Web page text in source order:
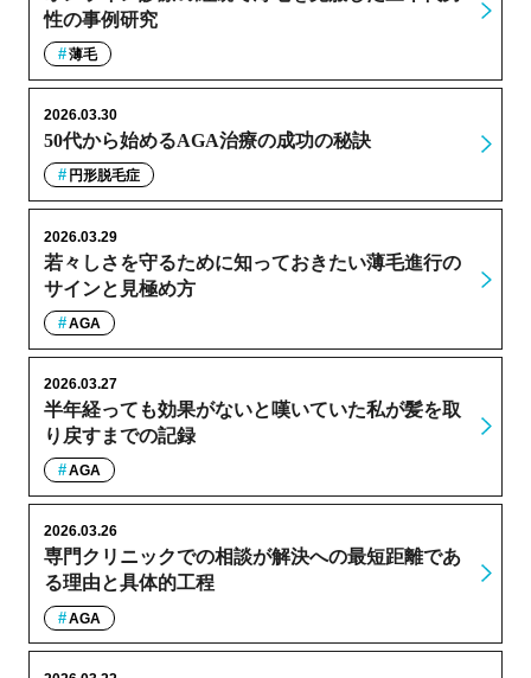
性の事例研究
薄毛
50代から始めるAGA治療の成功の秘訣
2026.03.30
円形脱毛症
若々しさを守るために知っておきたい薄毛進行の
サインと見極め方
2026.03.29
AGA
半年経っても効果がないと嘆いていた私が髪を取
り戻すまでの記録
2026.03.27
AGA
専門クリニックでの相談が解決への最短距離であ
る理由と具体的工程
2026.03.26
AGA